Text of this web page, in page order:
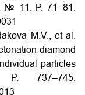
№ 11. P. 71–81.
M.V., et al.
diamond
particles
737–745.